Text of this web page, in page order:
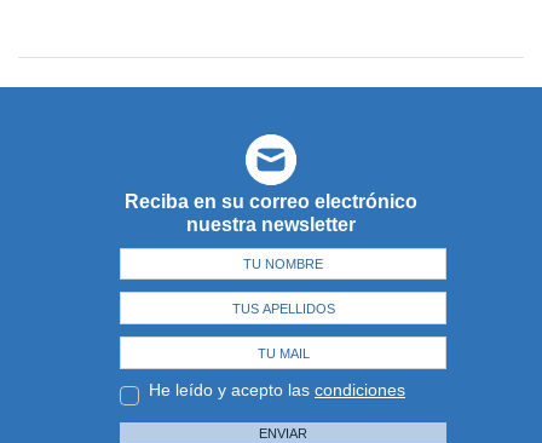
Reciba en su correo electrónico
nuestra newsletter
He leído y acepto las condiciones
ENVIAR